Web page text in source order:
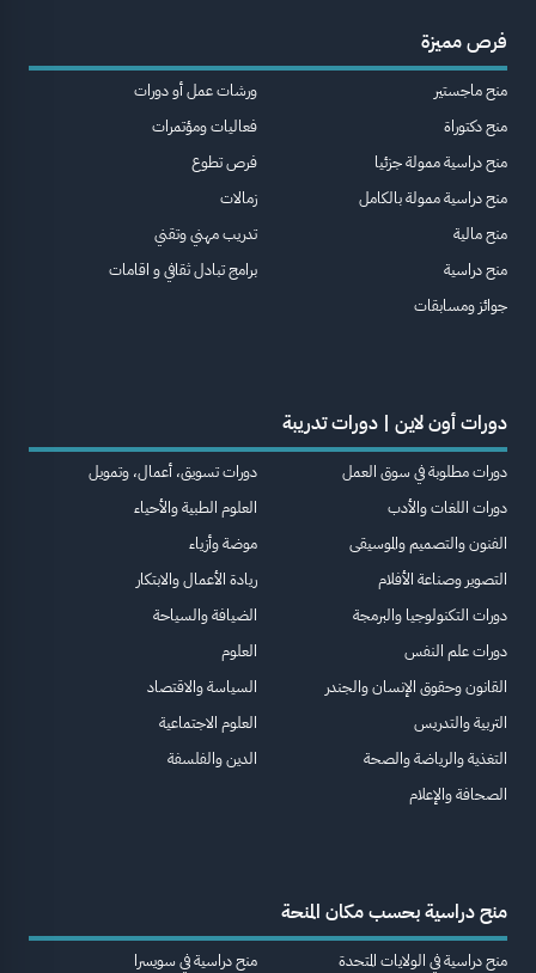
فرص مميزة
منح ماجستير
منح دكتوراة
منح دراسية ممولة جزئيا
منح دراسية ممولة بالكامل
منح مالية
منح دراسية
جوائز ومسابقات
ورشات عمل أو دورات
فعاليات ومؤتمرات
فرص تطوع
زمالات
تدريب مهني وتقني
برامج تبادل ثقافي و اقامات
دورات أون لاين | دورات تدريبة
دورات مطلوبة في سوق العمل
دورات اللغات والأدب
الفنون والتصميم والموسيقى
التصوير وصناعة الأفلام
دورات التكنولوجيا والبرمجة
دورات علم النفس
القانون وحقوق الإنسان والجندر
التربية والتدريس
التغذية والرياضة والصحة
الصحافة والإعلام
دورات تسويق، أعمال، وتمويل
العلوم الطبية والأحياء
موضة وأزياء
ريادة الأعمال والابتكار
الضيافة والسياحة
العلوم
السياسة والاقتصاد
العلوم الاجتماعية
الدين والفلسفة
منح دراسية بحسب مكان المنحة
منح دراسية في الولايات المتحدة
منح دراسية في سويسرا